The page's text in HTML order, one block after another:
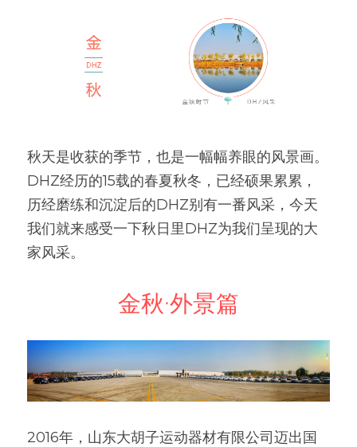
秋天是收获的季节，也是一幅幅养眼的风景画。
DHZ经历的15载的春夏秋冬，已经硕果累累，
历经磨练和沉淀后的DHZ别有一番风采，今天
我们就来感受一下秋日里DHZ为我们呈现的大
家风采。
金秋·外景篇
2016年，山东大胡子运动器材有限公司迈出国